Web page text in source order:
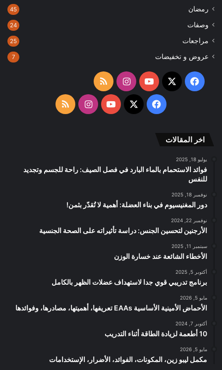
رمضان 45
وصفات 24
مراجعات 25
عروض و تخفيضات 7
فيسبوك
‫X
‫YouTubeانستقرامملخص
الموقع
فيسبوك
‫X
‫YouTubeانستقرامملخص
اخر المقالات
يوليو 18, 2025
فوائد الاستحمام بالماء البارد في فصل الصيف: راحة للجسم وتجديد
للنفس
نوفمبر 18, 2025
دور المغنيسيوم في بناء العضلة: أهمية لا تُقدّر بثمن!
نوفمبر 22, 2024
الأرجنين لتحسين الجنس: دراسة تأثيراته على الصحة الجنسية
سبتمبر 11, 2025
الأخطاء الشائعة عند خسارة الوزن
أكتوبر 5, 2025
برنامج تدريبي قوي جدا لاستهداف عضلات الظهر بالكامل
مايو 5, 2026
الأحماض الأمينية الأساسية EAAs تعريفها، أهميتها، مصادرها، وفوائدها
أكتوبر 7, 2024
10 أطعمة لزيادة الطاقة أثناء التدريب
مايو 5, 2026
مكمل ليبو زين، المكونات، الفوائد، الأضرار، الإستخدامات